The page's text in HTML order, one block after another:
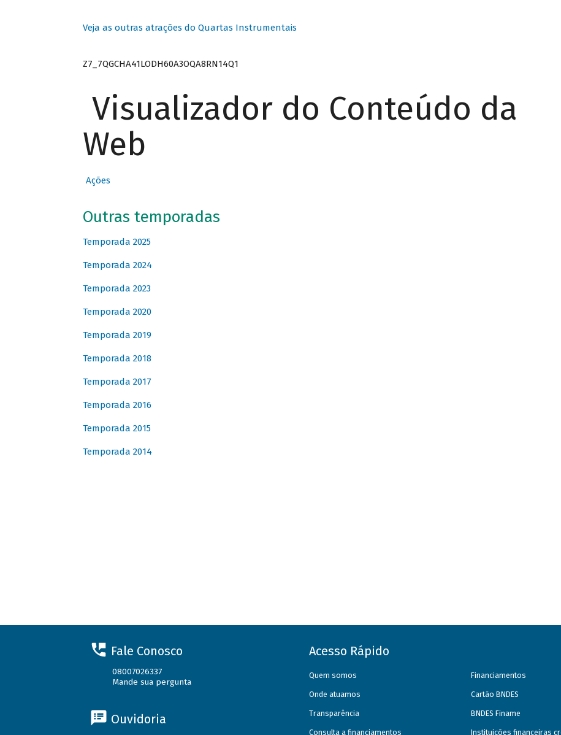
Veja as outras atrações do Quartas Instrumentais
Z7_7QGCHA41LODH60A3OQA8RN14Q1
Visualizador do Conteúdo da
Web
Ações
Outras temporadas
Temporada 2025
Temporada 2024
Temporada 2023
Temporada 2020
Temporada 2019
Temporada 2018
Temporada 2017
Temporada 2016
Temporada 2015
Temporada 2014
Fale Conosco
08007026337
Mande sua pergunta
Ouvidoria
Acesso Rápido
Quem somos
Onde atuamos
Transparência
Consulta a financiamentos
Financiamentos
Cartão BNDES
BNDES Finame
Instituições financeiras